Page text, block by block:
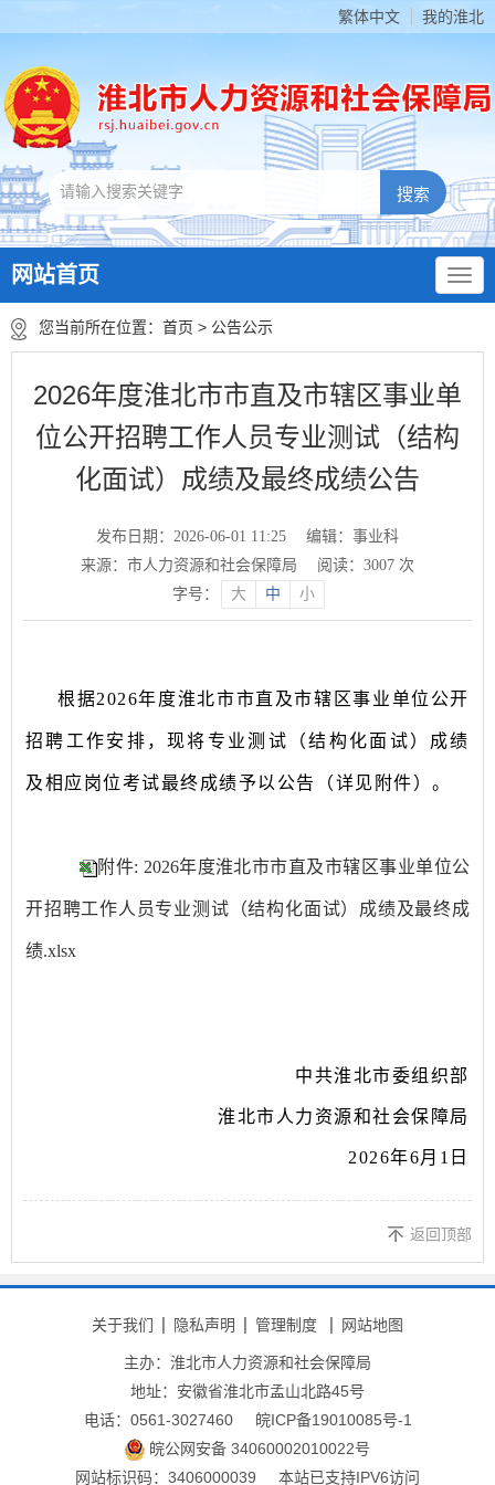
繁体中文 我的淮北
网站首页
您当前所在位置： 首页 > 公告公示
2026年度淮北市市直及市辖区事业单
位公开招聘工作人员专业测试（结构
化面试）成绩及最终成绩公告
发布日期：2026-06-01 11:25
编辑：事业科
来源：市人力资源和社会保障局
阅读： 3007 次
字号：
大 中 小
根据2026年度淮北市市直及市辖区事业单位公开
招聘 工作安排 ，现将专业测试（结构化面试）成绩
及相应岗位考试最终成绩予以公告（详见附件）。
附件: 2026年度淮北市市直及市辖区事业单位公
开招聘工作人员专业测试（结构化面试）成绩及最终成
绩.xlsx
中共淮北市委组织部
淮北市人力资源和社会保障局
2026年6月 1 日
返回顶部
关于我们 隐私声明 管理制度 网站地图
主办：淮北市人力资源和社会保障局
地址：安徽省淮北市孟山北路45号
电话：0561-3027460
皖ICP备19010085号-1
皖公网安备 34060002010022号
网站标识码：3406000039
本站已支持IPV6访问